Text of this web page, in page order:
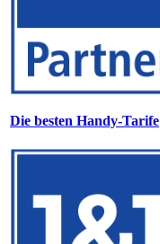
Die besten Handy-Tarife